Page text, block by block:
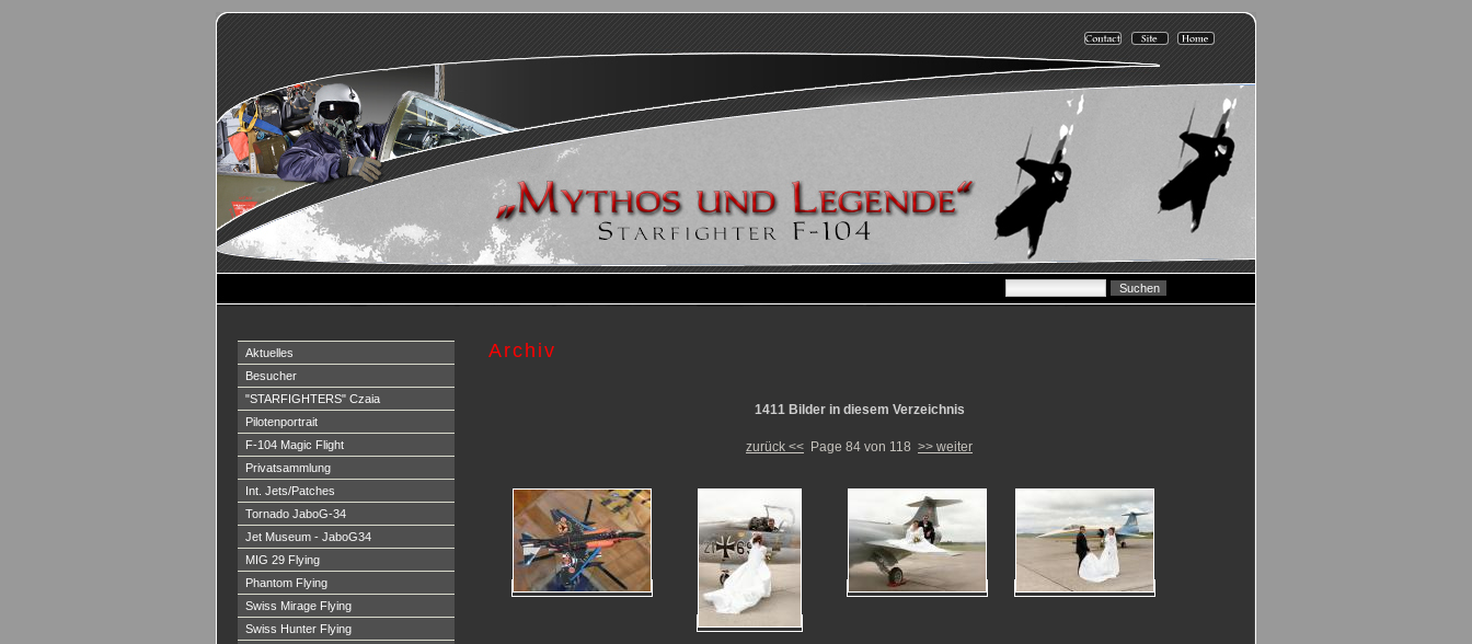
Aktuelles
Besucher
"STARFIGHTERS" Czaia
Pilotenportrait
F-104 Magic Flight
Privatsammlung
Int. Jets/Patches
Tornado JaboG-34
Jet Museum - JaboG34
MIG 29 Flying
Phantom Flying
Swiss Mirage Flying
Swiss Hunter Flying
Archiv
1411 Bilder in diesem Verzeichnis
zurück << Page 84 von 118 >> weiter